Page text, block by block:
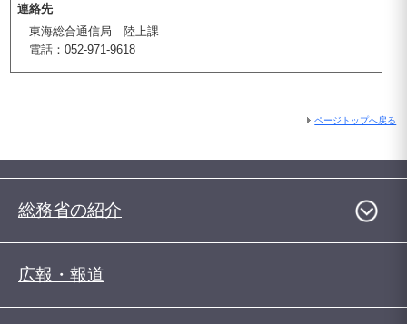
連絡先
東海総合通信局 陸上課
電話：052-971-9618
ページトップへ戻る
総務省の紹介
広報・報道